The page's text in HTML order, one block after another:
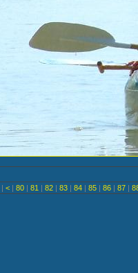
| < | 80 | 81 | 82 | 83 | 84 | 85 | 86 | 87 |